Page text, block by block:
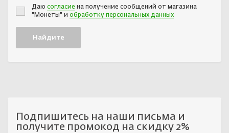
Даю согласие на получение сообщений от магазина
"Монеты" и обработку персональных данных
Подпишитесь на наши письма и
получите промокод на скидку 2%